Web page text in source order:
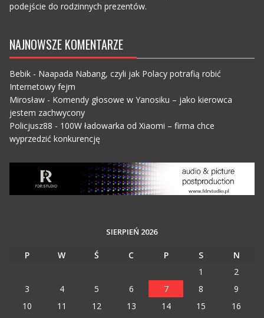
podejście do rodzinnych prezentów.
NAJNOWSZE KOMENTARZE
Bebik- Naapada Nabang, czyli jak Polacy potrafią robić
Internetowy fejm
Mirosław- Komendy głosowe w Yanosiku – jako kierowca
jestem zachwycony
Policjusz88 - 100W ładowarka od Xiaomi – firma chce
wyprzedzić konkurencję
SIERPIEŃ 2026
P W Ś C P S
N
1
2
3
4 5 6 7 8
9
10
11 12 13 14 15
16